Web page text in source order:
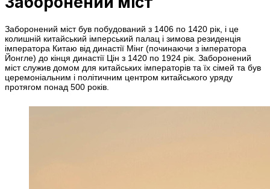
Заборонений міст був побудований з 1406 по 1420 рік, і це
колишній китайський імперський палац і зимова резиденція
імператора Китаю від династії Мінг (починаючи з імператора
Йонгле) до кінця династії Цін з 1420 по 1924 рік. Заборонений
міст служив домом для китайських імператорів та їх сімей та був
церемоніальним і політичним центром китайського уряду
протягом понад 500 років.